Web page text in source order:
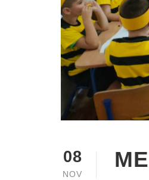
08
NOV